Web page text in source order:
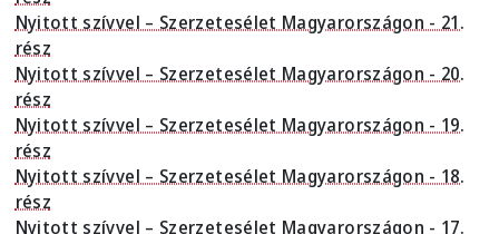
Nyitott szívvel – Szerzetesélet Magyarországon - 21.
rész
Nyitott szívvel – Szerzetesélet Magyarországon - 20.
rész
Nyitott szívvel – Szerzetesélet Magyarországon - 19.
rész
Nyitott szívvel – Szerzetesélet Magyarországon - 18.
rész
Nyitott szívvel – Szerzetesélet Magyarországon - 17.